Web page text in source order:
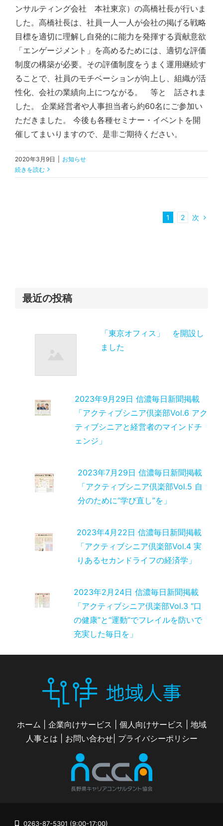
ンサルティング会社 本社東京）の高橋社長が行いま
した。高橋社長は、社員一人一人が会社の掲げる戦略
目標を適切に理解し自発的に能力を発揮する貢献意欲
「エンゲージメント」を高めるためには、適切な評価
制度の構築が必要。その評価制度をうまく運用継続す
ることで、社員のモチベーションが向上し、組織が活
性化、会社の業績向上につながる。 等と 話されま
した。 企業経営者や人事担当者ら約60名にご参加い
ただきました。 今後も各種セミナー・イベントを開
催してまいりますので、是非ご期待ください。
2020年3月9日
お知らせ
続きを読む
1 2 次
最近の投稿
「東京オフィス」 を開設し
ました
2023年9月29日 信濃毎日新聞掲載
「アクティブシニア倶楽部Vol.6 アク
ティブシニアと経営者のマインドチ
ェンジ」
2023年7月29日 信濃毎日新聞掲載
「アクティブシニア倶楽部Vol.5 自
分のために“学び直し”を」
2023年4月22日 信濃毎日新聞掲載
「アクティブシニア倶楽部Vol.4 実
りあるセカンドライフの経済学」
2023年2月24日 信濃毎日新聞掲載
「アクティブシニア倶楽部Vol.3 “口
の健康”と“運動”でフレイルを防いで
充実した毎日を」
ホーム 企業向けサービス 個人向けサービス
地域
人事とは
お問い合わせ| プライバシーポリシー
0263-87-5301 (9:00-17:00)